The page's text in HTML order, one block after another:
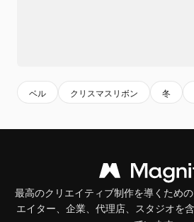
ベル クリスマスリボン 冬
最高のクリエイティブ制作を導くため
エイター、企業、代理店、スタジオを